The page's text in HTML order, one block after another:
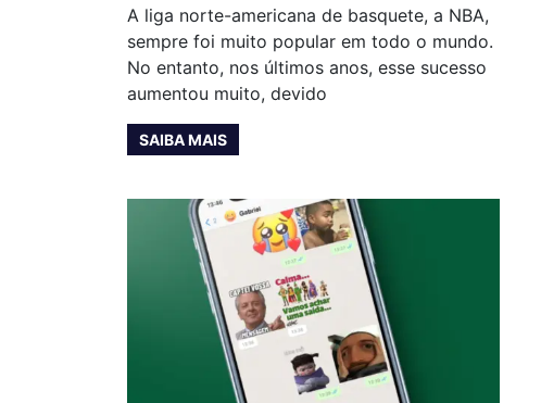
A liga norte-americana de basquete, a NBA,
sempre foi muito popular em todo o mundo.
No entanto, nos últimos anos, esse sucesso
aumentou muito, devido
SAIBA MAIS